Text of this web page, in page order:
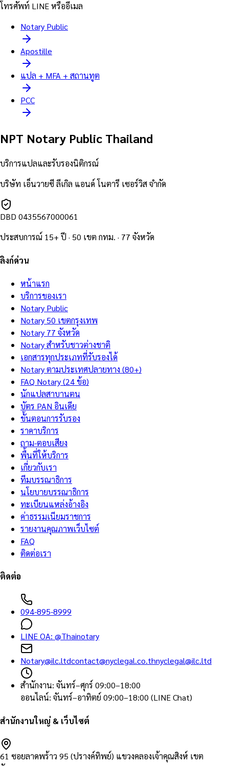
โทรศัพท์ LINE หรืออีเมล
Notary Public
Apostille
แปล + MFA + สถานทูต
PCC
NPT Notary Public Thailand
บริการแปลและรับรองนิติกรณ์
บริษัท เอ็นวายซี ลีเกิล แอนด์ โนตารี เซอร์วิส จำกัด
DBD 0435567000061
ประสบการณ์ 15+ ปี · 50 เขต กทม. · 77 จังหวัด
ลิงก์ด่วน
หน้าแรก
บริการของเรา
Notary Public
Notary 50 เขตกรุงเทพ
Notary 77 จังหวัด
Notary สำหรับชาวต่างชาติ
เอกสารทุกประเภทที่รับรองได้
Notary ตามประเทศปลายทาง (80+)
FAQ Notary (24 ข้อ)
นักแปลสาบานตน
บัตร PAN อินเดีย
ขั้นตอนการรับรอง
ราคาบริการ
ถาม-ตอบเสียง
พื้นที่ให้บริการ
เกี่ยวกับเรา
ทีมบรรณาธิการ
นโยบายบรรณาธิการ
ทะเบียนแหล่งอ้างอิง
ค่าธรรมเนียมราชการ
รายงานคุณภาพเว็บไซต์
FAQ
ติดต่อเรา
ติดต่อ
094-895-8999
LINE OA: @Thainotary
Notary@ilc.ltdcontact@nyclegal.co.thnyclegal@ilc.ltd
สำนักงาน: จันทร์–ศุกร์ 09:00–18:00
ออนไลน์: จันทร์–อาทิตย์ 09:00–18:00 (LINE Chat)
สำนักงานใหญ่ & เว็บไซต์
61 ซอยลาดพร้าว 95 (ปรางค์ทิพย์) แขวงคลองเจ้าคุณสิงห์ เขต